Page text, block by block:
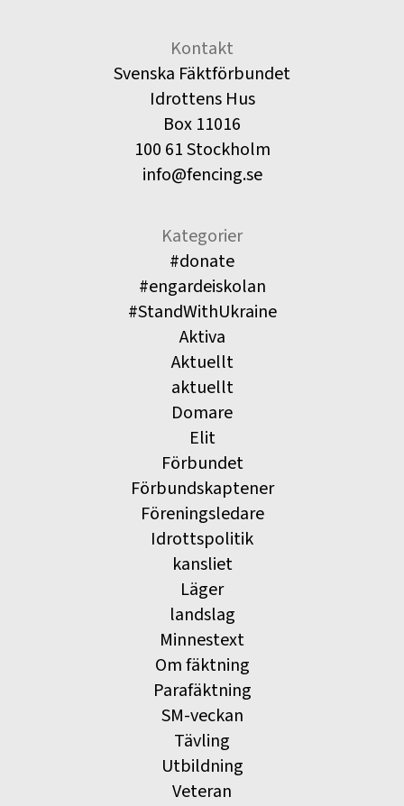
Kontakt
Svenska Fäktförbundet
Idrottens Hus
Box 11016
100 61 Stockholm
info@fencing.se
Kategorier
#donate
#engardeiskolan
#StandWithUkraine
Aktiva
Aktuellt
aktuellt
Domare
Elit
Förbundet
Förbundskaptener
Föreningsledare
Idrottspolitik
kansliet
Läger
landslag
Minnestext
Om fäktning
Parafäktning
SM-veckan
Tävling
Utbildning
Veteran